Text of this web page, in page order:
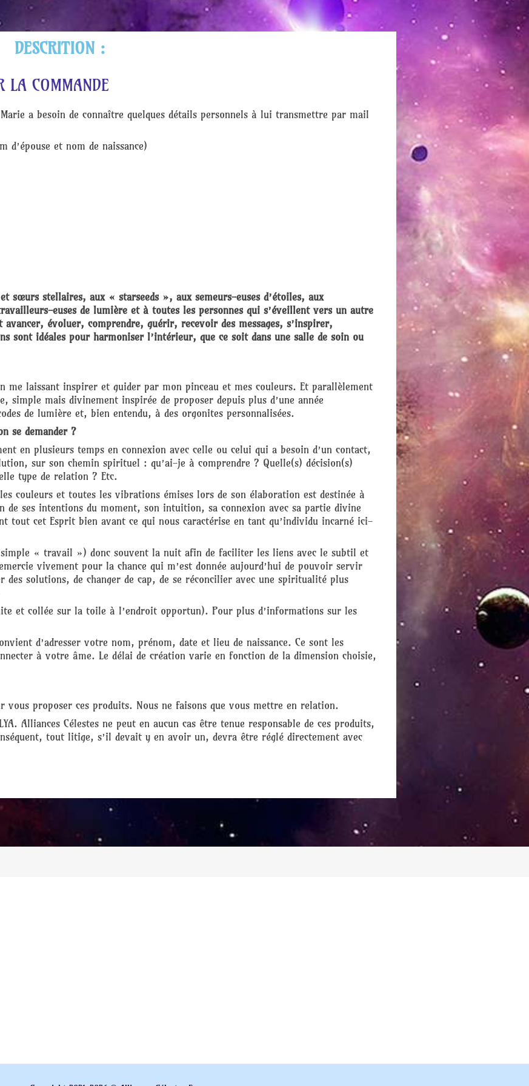
DESCRITION :
LA COMMANDE
a besoin de connaître quelques détails personnels à lui transmettre par mail
et nom de naissance)
sœurs stellaires, aux « starseeds », aux semeurs-euses d’étoiles, aux
euses de lumière et à toutes les personnes qui s’éveillent vers un autre
évoluer, comprendre, guérir, recevoir des messages, s’inspirer,
sont idéales pour harmoniser l’intérieur, que ce soit dans une salle de soin ou
me laissant inspirer et guider par mon pinceau et mes couleurs. Et parallèlement
simple mais divinement inspirée de proposer depuis plus d’une année
de lumière et, bien entendu, à des orgonites personnalisées.
se demander ?
en plusieurs temps en connexion avec celle ou celui qui a besoin d’un contact,
sur son chemin spirituel : qu’ai-je à comprendre ? Quelle(s) décision(s)
type de relation ? Etc.
couleurs et toutes les vibrations émises lors de son élaboration est destinée à
de ses intentions du moment, son intuition, sa connexion avec sa partie divine
tout cet Esprit bien avant ce qui nous caractérise en tant qu’individu incarné ici-
« travail ») donc souvent la nuit afin de faciliter les liens avec le subtil et
vivement pour la chance qui m’est donnée aujourd’hui de pouvoir servir
solutions, de changer de cap, de se réconcilier avec une spiritualité plus
et collée sur la toile à l’endroit opportun). Pour plus d’informations sur les
d’adresser votre nom, prénom, date et lieu de naissance. Ce sont les
à votre âme. Le délai de création varie en fonction de la dimension choisie,
vous proposer ces produits. Nous ne faisons que vous mettre en relation.
Alliances Célestes ne peut en aucun cas être tenue responsable de ces produits,
tout litige, s’il devait y en avoir un, devra être réglé directement avec